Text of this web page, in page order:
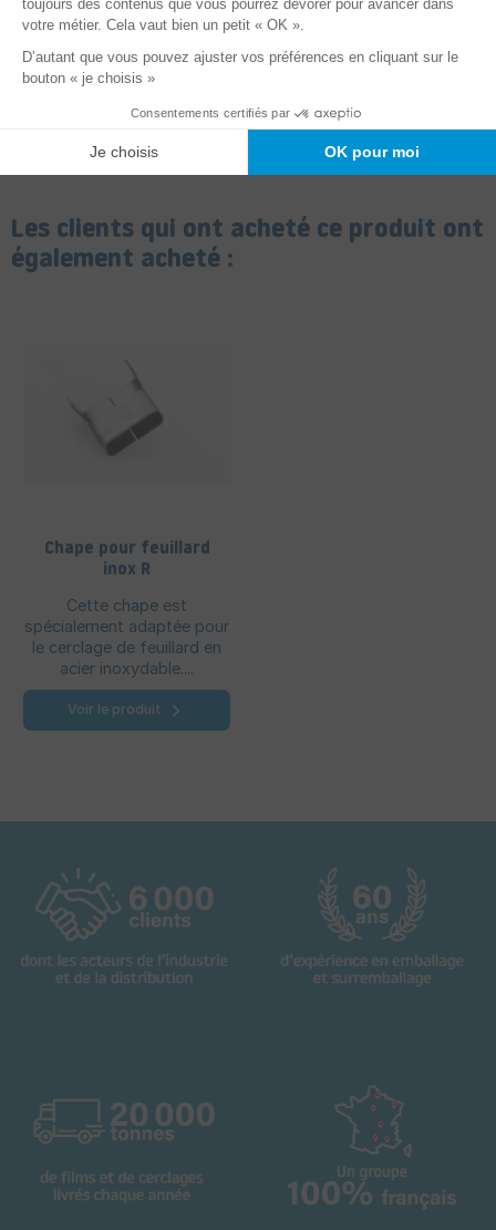
Boucles de cerclage avec
Recommandées pour les
feuillards plastifiés,...
Pince à double sertissage
usages, dont les colis
Voir le produit
Les clients qui ont acheté ce produit ont
également acheté :
Chape pour feuillard
inox R
Cette chape est
spécialement adaptée pour
le cerclage de feuillard en
acier inoxydable....
Voir le produit